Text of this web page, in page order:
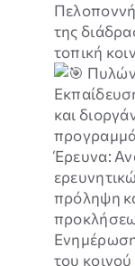
της
τοπική
και
Έρευνα:
πρόληψη
του κοινού